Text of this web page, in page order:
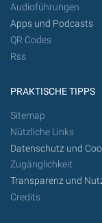
Audioführungen
Apps und Podcasts
QR Codes
Rss
PRAKTISCHE TIPPS
Sitemap
Nützliche Links
Datenschutz und
Zugänglichkeit
Transparenz und
Credits